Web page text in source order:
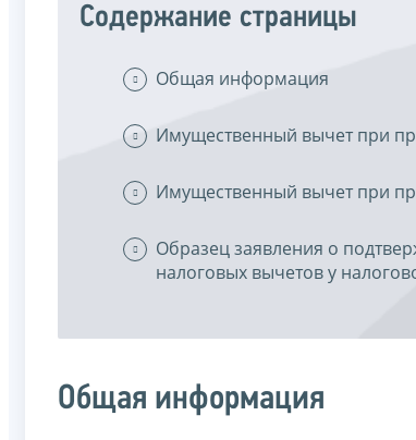
Содержание страницы
Общая информация
Имущественный вычет при
Имущественный вычет при
Образец заявления о
налоговых вычетов у
Общая информация